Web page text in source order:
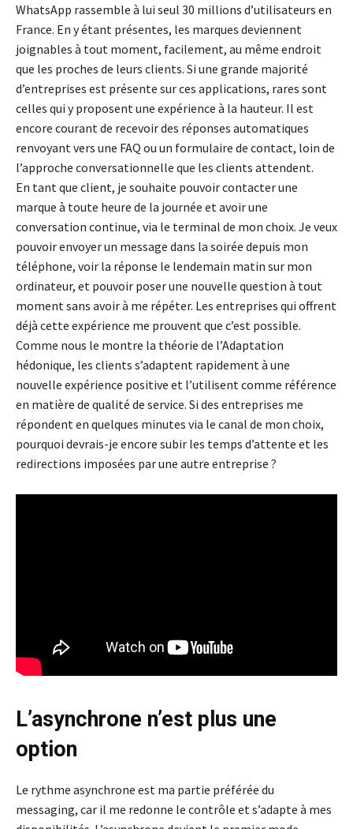
WhatsApp rassemble à lui seul 30 millions d’utilisateurs en
France. En y étant présentes, les marques deviennent
joignables à tout moment, facilement, au même endroit
que les proches de leurs clients. Si une grande majorité
d’entreprises est présente sur ces applications, rares sont
celles qui y proposent une expérience à la hauteur. Il est
encore courant de recevoir des réponses automatiques
renvoyant vers une FAQ ou un formulaire de contact, loin de
l’approche conversationnelle que les clients attendent.
En tant que client, je souhaite pouvoir contacter une
marque à toute heure de la journée et avoir une
conversation continue, via le terminal de mon choix. Je veux
pouvoir envoyer un message dans la soirée depuis mon
téléphone, voir la réponse le lendemain matin sur mon
ordinateur, et pouvoir poser une nouvelle question à tout
moment sans avoir à me répéter. Les entreprises qui offrent
déjà cette expérience me prouvent que c’est possible.
Comme nous le montre la théorie de l’Adaptation
hédonique, les clients s’adaptent rapidement à une
nouvelle expérience positive et l’utilisent comme référence
en matière de qualité de service. Si des entreprises me
répondent en quelques minutes via le canal de mon choix,
pourquoi devrais-je encore subir les temps d’attente et les
redirections imposées par une autre entreprise ?
L’asynchrone n’est plus une
option
Le rythme asynchrone est ma partie préférée du
messaging, car il me redonne le contrôle et s’adapte à mes